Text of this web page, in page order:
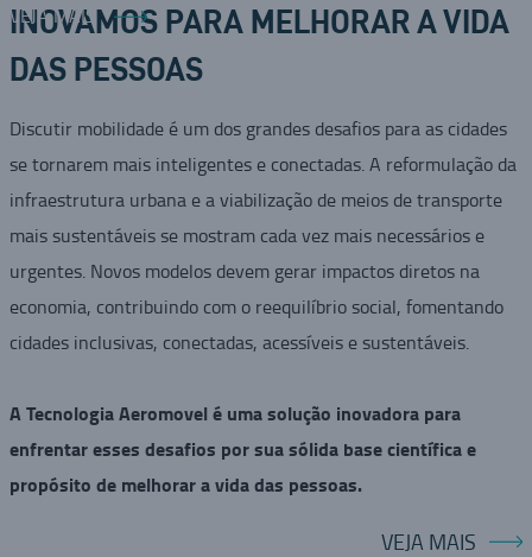
VEJA MAIS
INOVAMOS PARA MELHORAR A VIDA
DAS PESSOAS
Discutir mobilidade é um dos grandes desafios para as cidades
se tornarem mais inteligentes e conectadas. A reformulação da
infraestrutura urbana e a viabilização de meios de transporte
mais sustentáveis se mostram cada vez mais necessários e
urgentes. Novos modelos devem gerar impactos diretos na
economia, contribuindo com o reequilíbrio social, fomentando
cidades inclusivas, conectadas, acessíveis e sustentáveis.
A Tecnologia Aeromovel é uma solução inovadora para
enfrentar esses desafios por sua sólida base científica e
propósito de melhorar a vida das pessoas.
VEJA MAIS